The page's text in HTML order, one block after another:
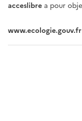
acceslibre a pour
www.ecologie.gouv.fr